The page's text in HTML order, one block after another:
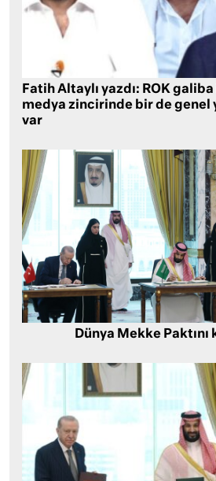
Fatih Altaylı yazdı: ROK
medya zincirinde bir de genel
var
Dünya Mekke Paktını